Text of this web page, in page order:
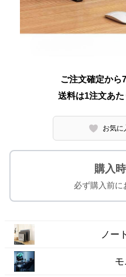
ご注文確定から
送料は1注文あた
お気に
購入
必ず購入前に
ノー